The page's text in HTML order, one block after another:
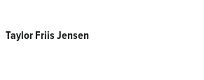
Taylor Friis Jensen